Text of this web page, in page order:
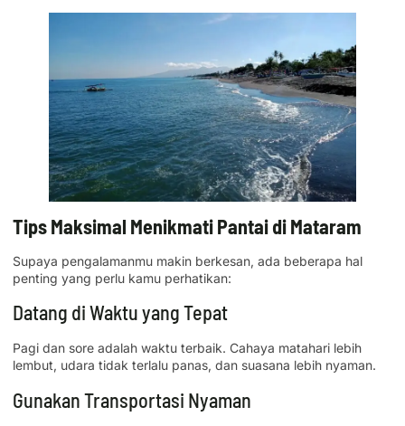
Tips Maksimal Menikmati Pantai di Mataram
Supaya pengalamanmu makin berkesan, ada beberapa hal
penting yang perlu kamu perhatikan:
Datang di Waktu yang Tepat
Pagi dan sore adalah waktu terbaik. Cahaya matahari lebih
lembut, udara tidak terlalu panas, dan suasana lebih nyaman.
Gunakan Transportasi Nyaman